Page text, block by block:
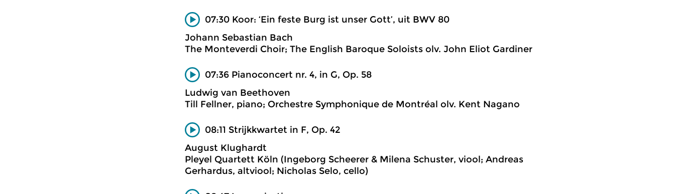
07:30 Koor: ‘Ein feste Burg ist unser Gott’, uit BWV 80
Johann Sebastian Bach
The Monteverdi Choir; The English Baroque Soloists olv. John Eliot Gardiner
07:36 Pianoconcert nr. 4, in G, Op. 58
Ludwig van Beethoven
Till Fellner, piano; Orchestre Symphonique de Montréal olv. Kent Nagano
08:11 Strijkkwartet in F, Op. 42
August Klughardt
Pleyel Quartett Köln (Ingeborg Scheerer & Milena Schuster, viool; Andreas
Gerhardus, altviool; Nicholas Selo, cello)